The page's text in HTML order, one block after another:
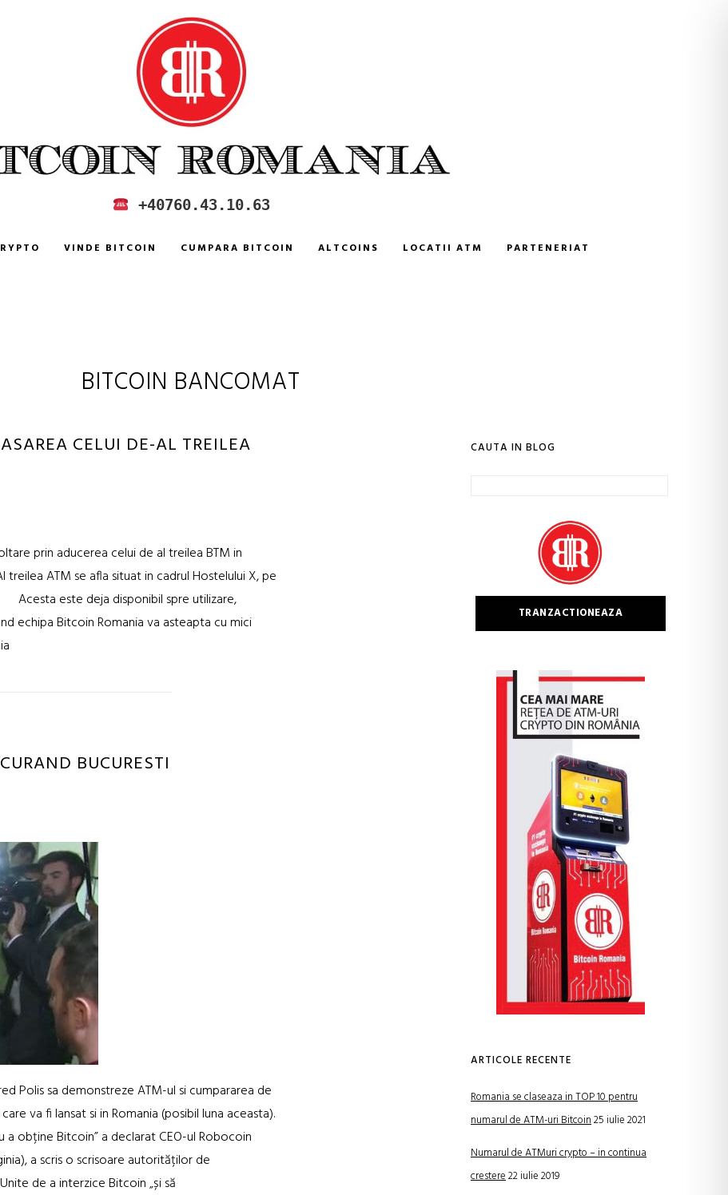
IN ROMANIA +40760.43.10.63
VINDE BITCOIN CUMPARA BITCOIN ALTCOINS LOCATII ATM PARTENERIAT
BITCOIN BANCOMAT
CELUI DE-AL TREILEA
prin aducerea celui de al treilea BTM in
ATM se afla situat in cadrul Hostelului X, pe
este deja disponibil spre utilizare,
echipa Bitcoin Romania va asteapta cu mici
BUCURESTI
Polis sa demonstreze ATM-ul si cumpararea de
va fi lansat si in Romania (posibil luna aceasta).
obține Bitcoin” a declarat CEO-ul Robocoin
a scris o scrisoare autorităților de
de a interzice Bitcoin „și să
CAUTA IN BLOG
TRANZACTIONEAZA
ARTICOLE RECENTE
Romania se claseaza in TOP 10 pentru
numarul de ATM-uri Bitcoin25 iulie 2021
Numarul de ATMuri crypto – in continua
crestere22 iulie 2019